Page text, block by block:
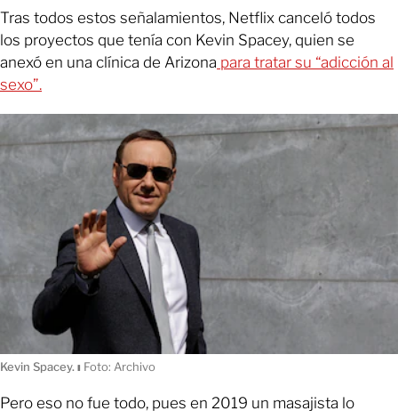
Tras todos estos señalamientos, Netflix canceló todos
los proyectos que tenía con Kevin Spacey, quien se
anexó en una clínica de Arizona para tratar su “adicción al
sexo”.
Kevin Spacey.ı Foto: Archivo
Pero eso no fue todo, pues en 2019 un masajista lo